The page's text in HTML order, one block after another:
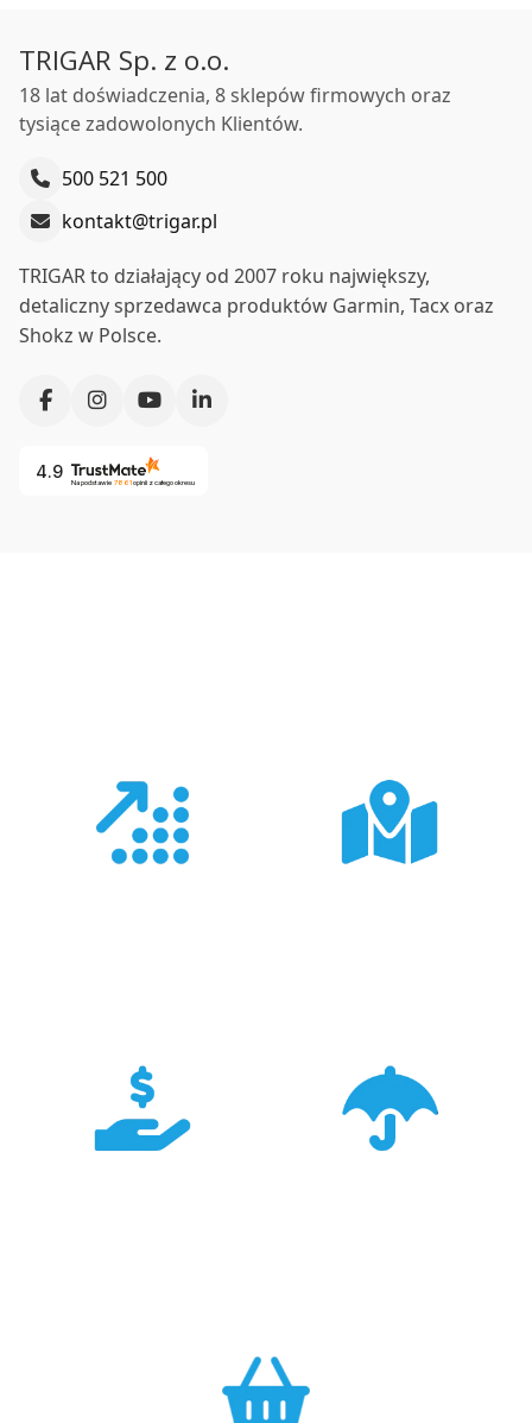
TRIGAR Sp. z o.o.
18 lat doświadczenia, 8 sklepów firmowych oraz
tysiące zadowolonych Klientów.
500 521 500
kontakt@trigar.pl
TRIGAR to działający od 2007 roku największy,
detaliczny sprzedawca produktów Garmin, Tacx oraz
Shokz w Polsce.
4.9
Na podstawie 7861opinii z całego okresu